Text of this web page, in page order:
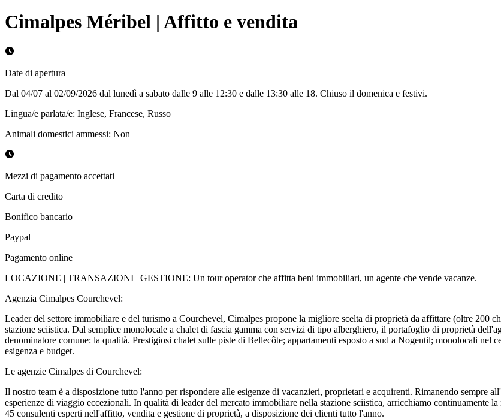
Cimalpes Méribel | Affitto e vendita
Date di apertura
Dal 04/07 al 02/09/2026 dal lunedì a sabato dalle 9 alle 12:30 e dalle 13:30 alle 18. Chiuso il domenica e festivi.
Lingua/e parlata/e: Inglese, Francese, Russo
Animali domestici ammessi: Non
Mezzi di pagamento accettati
Carta di credito
Bonifico bancario
Paypal
Pagamento online
LOCAZIONE | TRANSAZIONI | GESTIONE: Un tour operator che affitta beni immobiliari, un agente che vende vacanze.
Agenzia Cimalpes Courchevel:
Leader del settore immobiliare e del turismo a Courchevel, Cimalpes propone la migliore scelta di proprietà da affittare (oltre 200
stazione sciistica. Dal semplice monolocale a chalet di fascia gamma con servizi di tipo alberghiero, il portafoglio di proprietà
denominatore comune: la qualità. Prestigiosi chalet sulle piste di Bellecôte; appartamenti esposto a sud a Nogentil; monolocali nel
esigenza e budget.
Le agenzie Cimalpes di Courchevel:
Il nostro team è a disposizione tutto l'anno per rispondere alle esigenze di vacanzieri, proprietari e acquirenti. Rimanendo sempre
esperienze di viaggio eccezionali. In qualità di leader del mercato immobiliare nella stazione sciistica, arricchiamo continuamente
45 consulenti esperti nell'affitto, vendita e gestione di proprietà, a disposizione dei clienti tutto l'anno.